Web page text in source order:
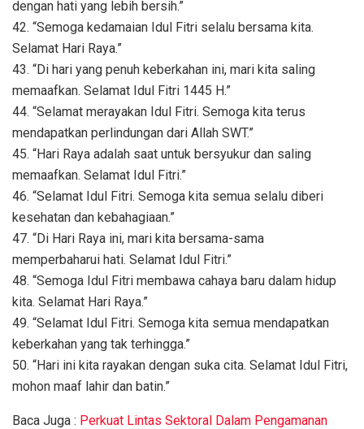
dengan hati yang lebih bersih.”
42. “Semoga kedamaian Idul Fitri selalu bersama kita.
Selamat Hari Raya.”
43. “Di hari yang penuh keberkahan ini, mari kita saling
memaafkan. Selamat Idul Fitri 1445 H.”
44. “Selamat merayakan Idul Fitri. Semoga kita terus
mendapatkan perlindungan dari Allah SWT.”
45. “Hari Raya adalah saat untuk bersyukur dan saling
memaafkan. Selamat Idul Fitri.”
46. “Selamat Idul Fitri. Semoga kita semua selalu diberi
kesehatan dan kebahagiaan.”
47. “Di Hari Raya ini, mari kita bersama-sama
memperbaharui hati. Selamat Idul Fitri.”
48. “Semoga Idul Fitri membawa cahaya baru dalam hidup
kita. Selamat Hari Raya.”
49. “Selamat Idul Fitri. Semoga kita semua mendapatkan
keberkahan yang tak terhingga.”
50. “Hari ini kita rayakan dengan suka cita. Selamat Idul Fitri,
mohon maaf lahir dan batin.”
Baca Juga : Perkuat Lintas Sektoral Dalam Pengamanan